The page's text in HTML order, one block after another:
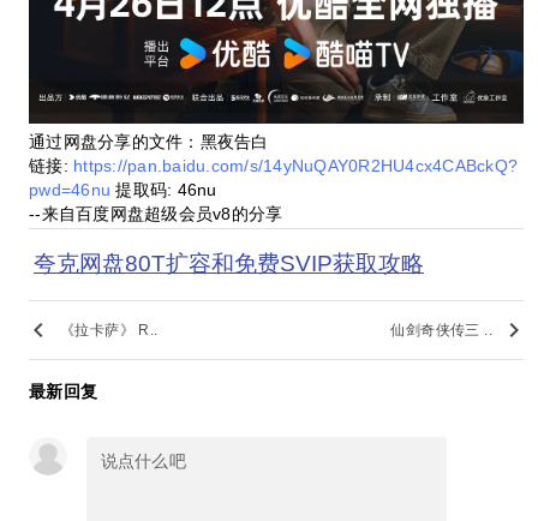
通过网盘分享的文件：黑夜告白
链接: https://pan.baidu.com/s/14yNuQAY0R2HU4cx4CABckQ?
pwd=46nu 提取码: 46nu
--来自百度网盘超级会员v8的分享
夸克网盘80T扩容和免费SVIP获取攻略
keyboard_arrow_left 《拉卡萨》 R.. 仙剑奇侠传三 .. keyboard_arrow_right
最新回复